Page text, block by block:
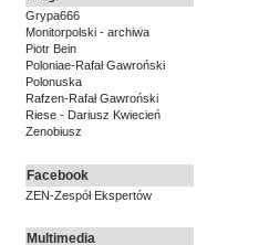
Grypa666
Monitorpolski - archiwa
Piotr Bein
Poloniae-Rafał Gawroński
Polonuska
Rafzen-Rafał Gawroński
Riese - Dariusz Kwiecień
Zenobiusz
Facebook
ZEN-Zespół Ekspertów
Multimedia